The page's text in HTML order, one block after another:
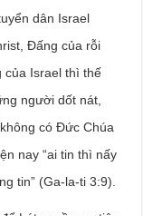
dân Israel
Đấng của rỗi
của Israel thì thế
người dốt nát,
có Đức Chúa
nay “ai tin thì nấy
tin” (Ga-la-ti 3:9).